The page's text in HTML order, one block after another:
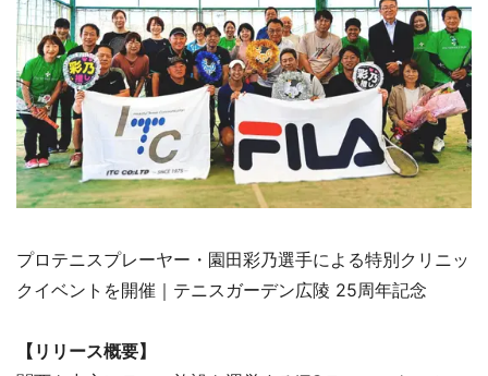
プロテニスプレーヤー・園田彩乃選手による特別クリニッ
クイベントを開催｜テニスガーデン広陵 25周年記念
【リリース概要】